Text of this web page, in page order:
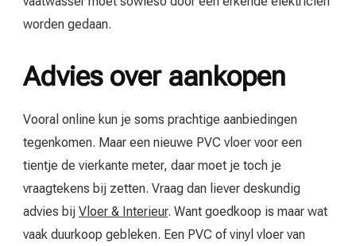
worden gedaan.
Advies over aankopen
Vooral online kun je soms prachtige aanbiedingen
tegenkomen. Maar een nieuwe PVC vloer voor een
tientje de vierkante meter, daar moet je toch je
vraagtekens bij zetten. Vraag dan liever deskundig
advies bij Vloer & Interieur. Want goedkoop is maar wat
vaak duurkoop gebleken. Een PVC of vinyl vloer van